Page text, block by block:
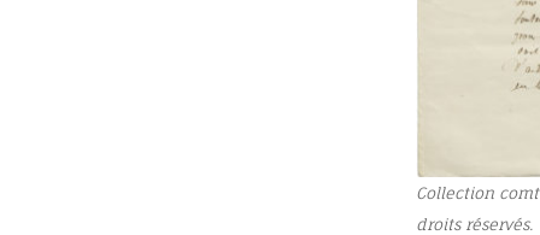
Collection
droits réservés.